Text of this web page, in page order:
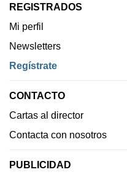
REGISTRADOS
Mi perfil
Newsletters
Regístrate
CONTACTO
Cartas al director
Contacta con nosotros
PUBLICIDAD